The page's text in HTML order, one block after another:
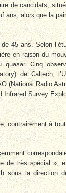
de candidats,
ans, alors que la
45 ans. Selon
en raison du
Cinq
de Caltech,
(National Radio
Infrared Survey
contrairement à
de très spécial »,
sous la direction